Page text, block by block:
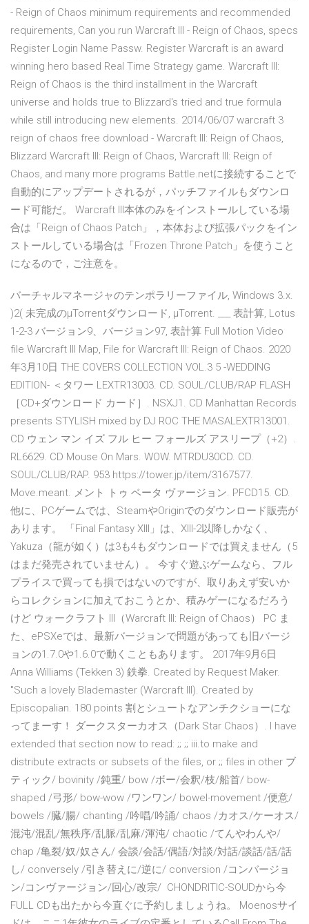
- Reign of Chaos minimum requirements and recommended
requirements, Can you run Warcraft III - Reign of Chaos, specs
Register Login Name Passw. Register Warcraft is an award
winning hero based Real Time Strategy game. Warcraft III:
Reign of Chaos is the third installment in the Warcraft
universe and holds true to Blizzard's tried and true formula
while still introducing new elements. 2014/06/07 warcraft 3
reign of chaos free download - Warcraft III: Reign of Chaos,
Blizzard Warcraft III: Reign of Chaos, Warcraft III: Reign of
Chaos, and many more programs Battle.netに接続することで
自動的にアップデートされるが，パッチファイルもダウンロ
ード可能だ。 Warcraft III本体のみをインストールしている場
合は「Reign of Chaos Patch」，本体および拡張パックをイン
ストールしている場合は「Frozen Throne Patch」を使うこと
になるので，ご注意を。
バーチャルマネージャのテンポラリーファイル, Windows 3.x.
)2( 未完成のµTorrentダウンロード, µTorrent. ___ 表計算, Lotus
1-2-3 バージョン9、バージョン97, 表計算 Full Motion Video
file Warcraft III Map, File for Warcraft III: Reign of Chaos. 2020
年3月10日 THE COVERS COLLECTION VOL.3 5 -WEDDING
EDITION- ＜タワー LEXTR13003. CD. SOUL/CLUB/RAP FLASH
［CD+ダウンロード カード］. NSXJ1. CD Manhattan Records
presents STYLISH mixed by DJ ROC THE MASALEXTR13001.
CD ウェン マン イズ フル ヒー フォールズ アスリープ（+2）.
RL6629. CD Mouse On Mars. WOW. MTRDU30CD. CD.
SOUL/CLUB/RAP. 953 https://tower.jp/item/3167577.
Move.meant. メント トゥ ベータ ヴァージョン. PFCD15. CD.
他に、PCゲームでは、SteamやOriginでのダウンロード販売が
あります。 「Final Fantasy XIII」は、XIII-2以降しかなく、
Yakuza（龍が如く）は3も4もダウンロードでは買えません（5
はまだ発売されていません）。 今すぐ遊ぶゲームなら、フル
プライスで買っても損ではないのですが、取りあえず安いか
らコレクションに加えておこうとか、積みゲーになるだろう
けど ウォークラフト III（Warcraft III: Reign of Chaos） PC ま
た、ePSXeでは、最新バージョンで問題があっても旧バージ
ョンの1.7.0や1.6.0で動くこともあります。 2017年9月6日
Anna Williams (Tekken 3) 鉄拳. Created by Request Maker.
"Such a lovely Blademaster (Warcraft III). Created by
Episcopalian. 180 points 割とシュートなアンチクショーにな
ってまーす！ ダークスターカオス（Dark Star Chaos）. I have
extended that section now to read: ;; ;; iii.to make and
distribute extracts or subsets of the files, or ;; files in other ブ
ティック/ bovinity /鈍重/ bow /ボー/会釈/枝/船首/ bow-
shaped /弓形/ bow-wow /ワンワン/ bowel-movement /便意/
bowels /臓/腸/ chanting /吟唱/吟誦/ chaos /カオス/ケーオス/
混沌/混乱/無秩序/乱脈/乱麻/渾沌/ chaotic /てんやわんや/
chap /亀裂/奴/奴さん/ 会談/会話/偶語/対談/対話/談話/話/話
し/ conversely /引き替えに/逆に/ conversion /コンバージョ
ン/コンヴァージョン/回心/改宗/ CHONDRITIC-SOUDから今
FULL CDも出たから今直ぐに予約しましょうね。 Moenosサイ